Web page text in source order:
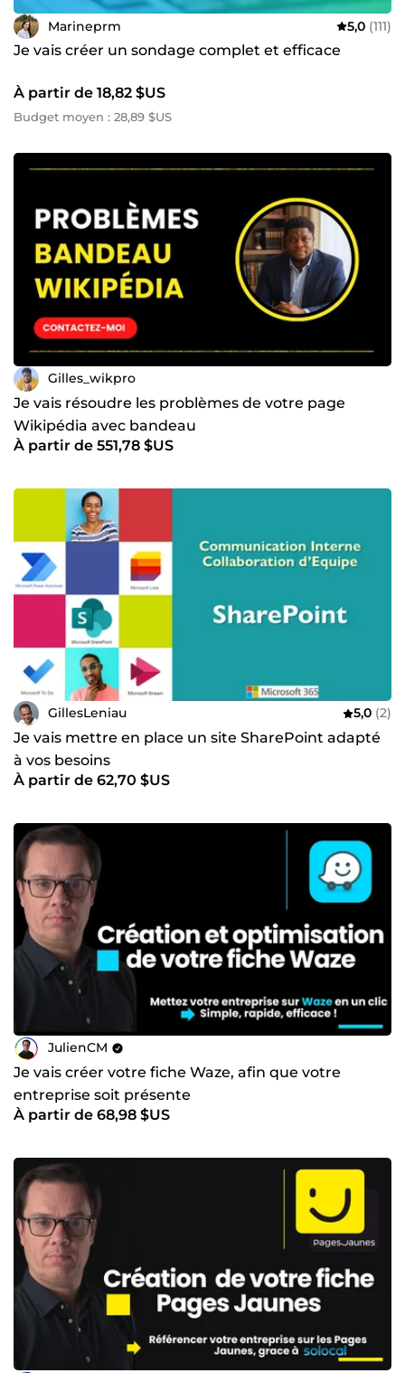
Marineprm 5,0 (111)
Je vais créer un sondage complet et efficace
À partir de 18,82 $US
Budget moyen : 28,89 $US
Gilles_wikpro
Je vais résoudre les problèmes de votre page
Wikipédia avec bandeau
À partir de 551,78 $US
GillesLeniau 5,0 (2)
Je vais mettre en place un site SharePoint adapté
à vos besoins
À partir de 62,70 $US
JulienCM
Je vais créer votre fiche Waze, afin que votre
entreprise soit présente
À partir de 68,98 $US